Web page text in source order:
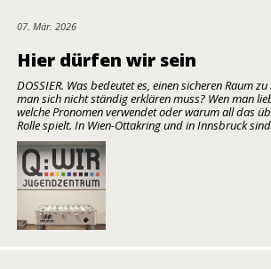
07. Mär. 2026
Hier dürfen wir sein
DOSSIER. Was bedeutet es, einen sicheren Raum
man sich nicht ständig erklären muss? Wen man
welche Pronomen verwendet oder warum all das
Rolle spielt. In Wien-Ottakring und in Innsbruck